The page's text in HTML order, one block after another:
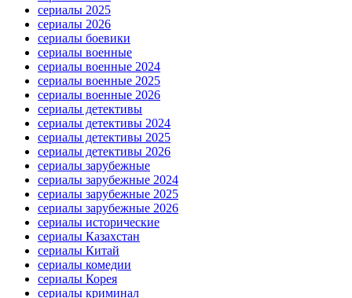
сериалы 2025
сериалы 2026
сериалы боевики
сериалы военные
сериалы военные 2024
сериалы военные 2025
сериалы военные 2026
сериалы детективы
сериалы детективы 2024
сериалы детективы 2025
сериалы детективы 2026
сериалы зарубежные
сериалы зарубежные 2024
сериалы зарубежные 2025
сериалы зарубежные 2026
сериалы исторические
сериалы Казахстан
сериалы Китай
сериалы комедии
сериалы Корея
сериалы криминал